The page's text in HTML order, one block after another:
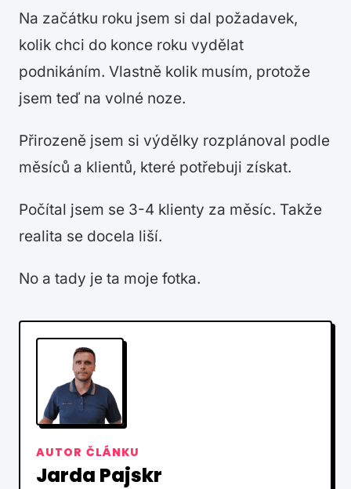
Na začátku roku jsem si dal požadavek,
kolik chci do konce roku vydělat
podnikáním. Vlastně kolik musím, protože
jsem teď na volné noze.
Přirozeně jsem si výdělky rozplánoval podle
měsíců a klientů, které potřebuji získat.
Počítal jsem se 3-4 klienty za měsíc. Takže
realita se docela liší.
No a tady je ta moje fotka.
AUTOR ČLÁNKU
Jarda Pajskr